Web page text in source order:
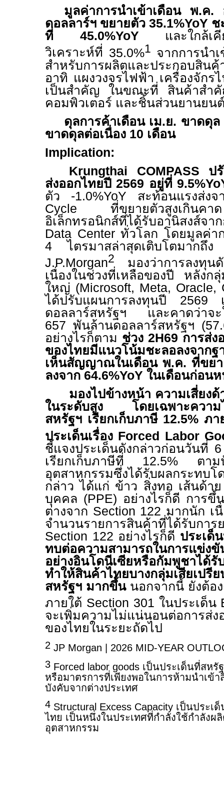
มูลค่าการนำเข้าเดือน พ.ค.
ดอลลาร์ฯ ขยายตัว 35.1%YoY ช
ที่ 45.0%YoY และใกล้เคี
วิเคราะห์ที่ 35.0%1 จากการนำ
สำหรับการผลิตและประกอบสินค้
อาทิ แผงวงจรไฟฟ้า เครื่องจักร
เป็นสำคัญ ในขณะที่ สินค้าสำคั
คอมพิวเตอร์ และชิ้นส่วนยานยน
ดุลการค้าเดือน เม.ย. ขาดดุล
ขาดดุลต่อเนื่อง 10 เดือน
Implication:
Krungthai
COMPASS ป
ส่งออกไทยปี2569 อยู่ที่
ตัว -1.0%YoY สะท้อนแรงส่ง
Cycle ที่ขยายตัวสูงเกิน
อิเล็กทรอนิกส์ที่ได้รับอานิสงส์จ
Data Centerทั่วโลก โดยมูลค่า
4 ไตรมาสล่าสุดเติบโตมากถึ
J.P.Morgan2
มองว่าการลงทุน
เนื่องในช่วงที่เหลือของปี หลัง
ใหญ่ (Microsoft, Meta,
ได้ปรับแผนการลงทุนปี 2569
ดอลลาร์สหรัฐฯ และคาดว่าจะ
657 พันล้านดอลลาร์สหรัฐฯ
อย่างไรก็ตาม ช่วง 2H69 การส่ง
ของไทยมีแนวโน้มชะลอลงจาก
เห็นสัญญาณในเดือน พ.ค. ที่ขย
ลงจาก 64.6%YoY ในเดือนก่อน
มองไปข้างหน้า ความเสี่ยง
ในระดับสูง โดยเฉพาะความ
สหรัฐฯ เรียกเก็บภาษี 12.5% ภ
ประเด็นเรื่อง Forced Labor
ชี้แจงประเด็นดังกล่าวก่อนวันที่
เรียกเก็บภาษีที่ 12.5% ตา
อุตสาหกรรมซึ่งได้รับผลกระทบโ
กล่าว ได้แก่ ข้าว สิ่งทอ เส้นด้า
บุคคล (PPE) อย่างไรก็ดี การขึ้
ต่างจาก Section 122 มากนัก เ
จำนวนรายการสินค้าที่ได้รับการ
Section 122 อย่างไรก็ดี ประเด็
ทบต่อความสามารถในการแข่
อย่างอินโดนีเซียหรือกัมพูชาได้
ทำให้สินค้าไทยบางกลุ่มเสียเปรี
สหรัฐฯ มากขึ้นนอกจากนี้ ยังต้อ
ภายใต้ Section 301 ในประเด็น
จะเพิ่มความไม่แน่นอนต่อการส่
ของไทยในระยะถัดไป
2 JP Morgan | 2026 MID-YEAR
3 Forced labor goods เป็นประเด็นที่สหรั
หรือมาตรการที่เพียงพอในการห้ามนำเข้
บังคับจากต่างประเทศ
4 Structural Excess Capacity เป็นประเ
ไทย เป็นหนึ่งในประเทศที่กำลังใช้กำลังผ
อุตสาหกรรม